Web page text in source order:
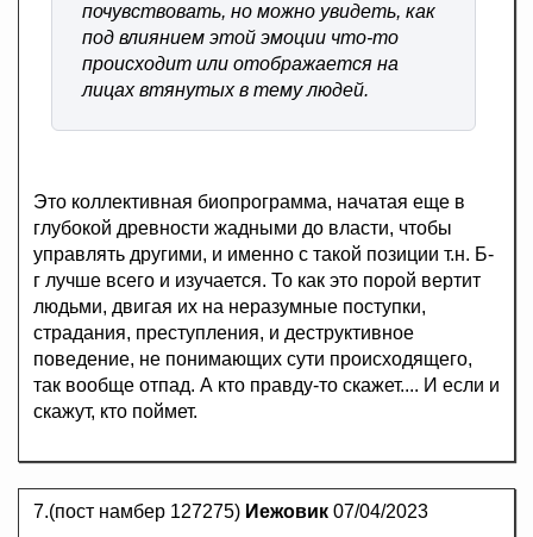
почувствовать, но можно увидеть, как
под влиянием этой эмоции что-то
происходит или отображается на
лицах втянутых в тему людей.
Это коллективная биопрограмма, начатая еще в
глубокой древности жадными до власти, чтобы
управлять другими, и именно с такой позиции т.н. Б-
г лучше всего и изучается. То как это порой вертит
людьми, двигая их на неразумные поступки,
страдания, преступления, и деструктивное
поведение, не понимающих сути происходящего,
так вообще отпад. А кто правду-то скажет.... И если и
скажут, кто поймет.
7.(пост намбер 127275) Иежовик 07/04/2023